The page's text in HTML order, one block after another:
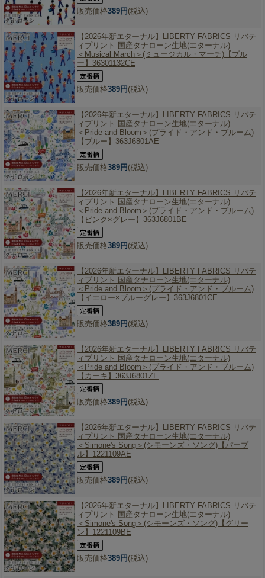
販売価格389円(税込)
【2026年新エターナル】 LIBERTY FABRICS リバテ
ィプリント 国産タナローン生地(エターナル)
＜Musical March＞(ミュージカル・マーチ)【ブル
ー】36301132CE
販売価格389円(税込)
【2026年新エターナル】 LIBERTY FABRICS リバテ
ィプリント 国産タナローン生地(エターナル)
＜Pride and Bloom＞(プライド・アンド・ブルーム)
【ブルー】363J6801AE
販売価格389円(税込)
【2026年新エターナル】 LIBERTY FABRICS リバテ
ィプリント 国産タナローン生地(エターナル)
＜Pride and Bloom＞(プライド・アンド・ブルーム)
【ピンク×グレー】363J6801BE
販売価格389円(税込)
【2026年新エターナル】 LIBERTY FABRICS リバテ
ィプリント 国産タナローン生地(エターナル)
＜Pride and Bloom＞(プライド・アンド・ブルーム)
【イエロー×ブルーグレー】363J6801CE
販売価格389円(税込)
【2026年新エターナル】 LIBERTY FABRICS リバテ
ィプリント 国産タナローン生地(エターナル)
＜Pride and Bloom＞(プライド・アンド・ブルーム)
【カーキ】363J6801ZE
販売価格389円(税込)
【2026年新エターナル】 LIBERTY FABRICS リバテ
ィプリント 国産タナローン生地(エターナル)
＜Simone's Song＞(シモーンズ・ソング)【パープ
ル】1221109AE
販売価格389円(税込)
【2026年新エターナル】 LIBERTY FABRICS リバテ
ィプリント 国産タナローン生地(エターナル)
＜Simone's Song＞(シモーンズ・ソング)【グリー
ン】1221109BE
販売価格389円(税込)